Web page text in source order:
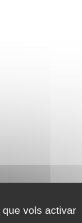
vols activar